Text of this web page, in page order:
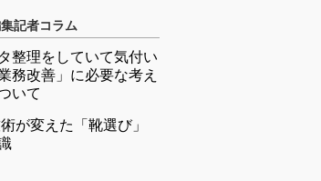
記者コラム
整理をしていて気付い
務改善」に必要な考え
いて
が変えた「靴選び」